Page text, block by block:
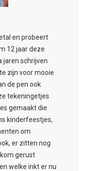
en probeert
12 jaar deze
jaren schrijven
zijn voor mooie
de pen ook
tekeningetjes
gemaakt die
kinderfeestjes,
om
er zitten nog
gerust
welke inkt er nu